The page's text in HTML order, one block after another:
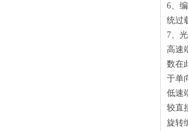
6、
统过
7、
高速
数在
于单
低速
较直
旋转